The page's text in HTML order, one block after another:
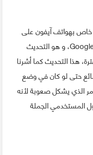
بهواتف آيفون على
مستوى مساعدها الشخصي Google Assistant، و هو التحديث
هذا التحديث كما أشرنا
حتى لو كان في وضع
الذي يشكل صعوبة لأنه
المستخدمي الجملة